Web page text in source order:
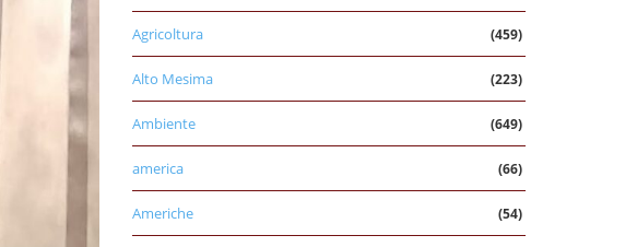
Agricoltura (459)
Alto Mesima (223)
Ambiente (649)
america (66)
Americhe (54)